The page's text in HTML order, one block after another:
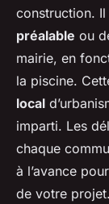
construction.
préalable ou
mairie, en
la piscine.
local
imparti. Les
chaque
à l’avance
de votre projet.